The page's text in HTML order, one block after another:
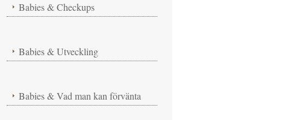
Babies & Checkups
Babies & Utveckling
Babies & Vad man kan förvänta